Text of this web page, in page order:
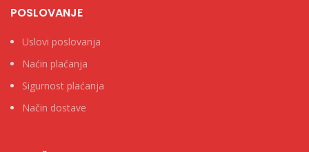
POSLOVANJE
Uslovi poslovanja
Naćin plaćanja
Sigurnost plaćanja
Način dostave